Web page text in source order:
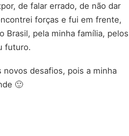
de falar errado, de não dar
forças e fui em frente,
Brasil, pela minha família, pelos
futuro.
novos desafios, pois a minha
🙂